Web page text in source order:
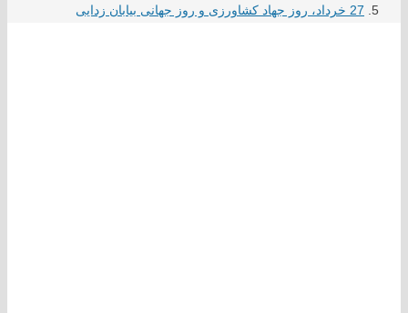
27 خرداد، روز جهاد کشاورزی و روز جهانی بیابان زدایی